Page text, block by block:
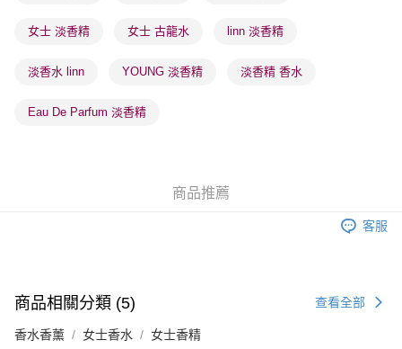
物流公司進行物流配送
取。逾期會取消訂單，並不會安排重寄
取。逾期會取消訂單，並不會安排重寄
女士 淡香精 女士 古龍水 linn 淡香精
淡香水 linn YOUNG 淡香精 淡香精 香水
Eau De Parfum 淡香精
商品推薦
客服
商品相關分類 (5) 查看全部
香水香薰 女士香水 女士香精